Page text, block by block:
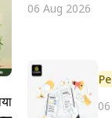
06 Aug 2026